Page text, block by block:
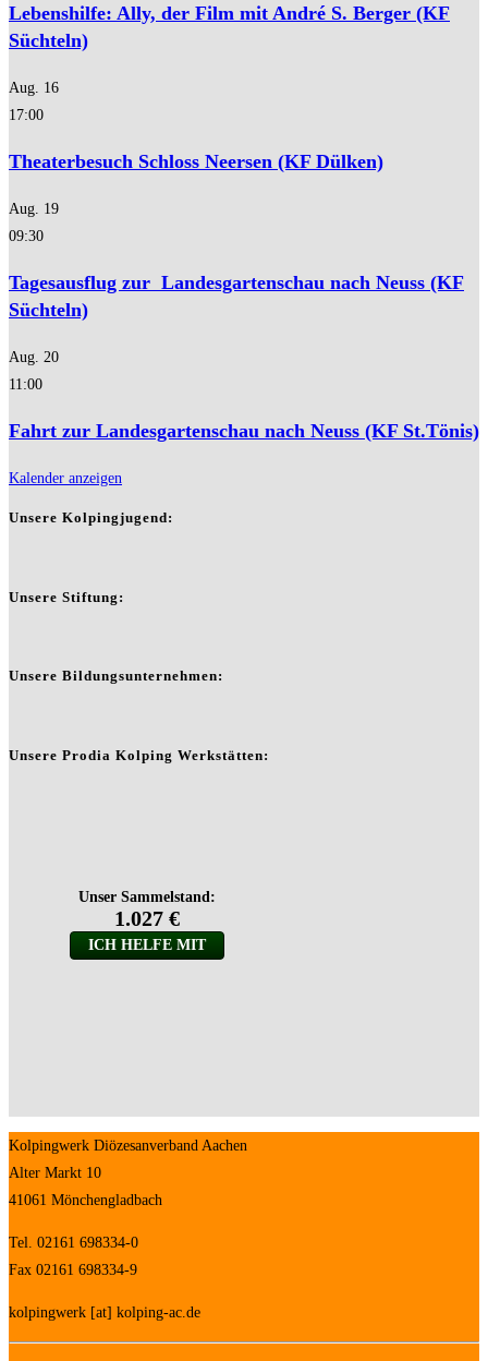
Lebenshilfe: Ally, der Film mit André S. Berger (KF
Süchteln)
Aug. 16
17:00
Theaterbesuch Schloss Neersen (KF Dülken)
Aug. 19
09:30
Tagesausflug zur Landesgartenschau nach Neuss (KF
Süchteln)
Aug. 20
11:00
Fahrt zur Landesgartenschau nach Neuss (KF St.Tönis)
Kalender anzeigen
Unsere Kolpingjugend:
Unsere Stiftung:
Unsere Bildungsunternehmen:
Unsere Prodia Kolping Werkstätten:
Kolpingwerk Diözesanverband Aachen
Alter Markt 10
41061 Mönchengladbach
Tel. 02161 698334-0
Fax 02161 698334-9
kolpingwerk [at] kolping-ac.de